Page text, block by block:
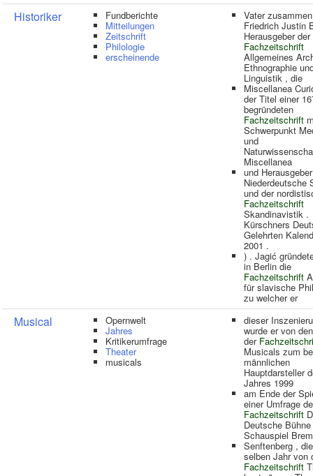
Historiker Fundberichte
Mitteilungen
Zeitschrift
Philologie
erscheinende
Vater
Friedrich Justin
Herausgeber der
Fachzeitschrift
Allgemeines
Ethnographie
Linguistik , die
Miscellanea
der Titel einer
begründeten
Fachzeitschrift
Schwerpunkt
und
Miscellanea
und
Niederdeutsche
und der
Fachzeitschrift
Skandinavistik .
Kürschners
Gelehrten
2001 .
) . Jagić
in Berlin die
Fachzeitschrift
für slavische
zu welcher er
Musical Opernwelt
Jahres
Kritikerumfrage
Theater
musicals
dieser
wurde er von
der
Musicals zum
männlichen
Hauptdarsteller
Jahres 1999
am Ende der
einer Umfrage
Fachzeitschrift
Deutsche
Schauspiel
Senftenberg ,
selben Jahr von
Fachzeitschrift